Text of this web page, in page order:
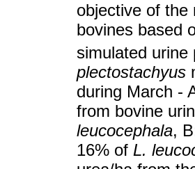
objective of the
bovines based
simulated
plectostachyus
during March -
from bovine
leucocephala,
16% of L.